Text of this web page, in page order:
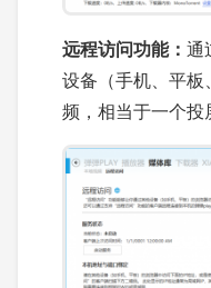
远程访问功能： 通
设备（手机、平
频，相当于一个投